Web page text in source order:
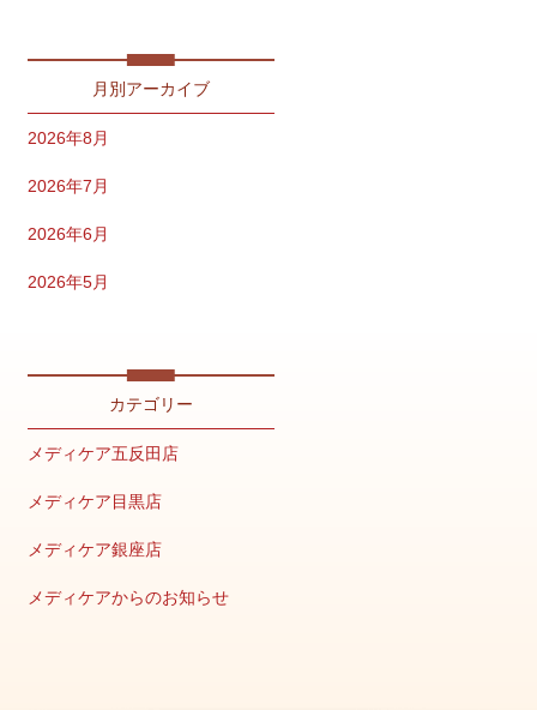
月別アーカイブ
2026年8月
2026年7月
2026年6月
2026年5月
2026年2月
2026年1月
カテゴリー
メディケア五反田店
メディケア目黒店
メディケア銀座店
メディケアからのお知らせ